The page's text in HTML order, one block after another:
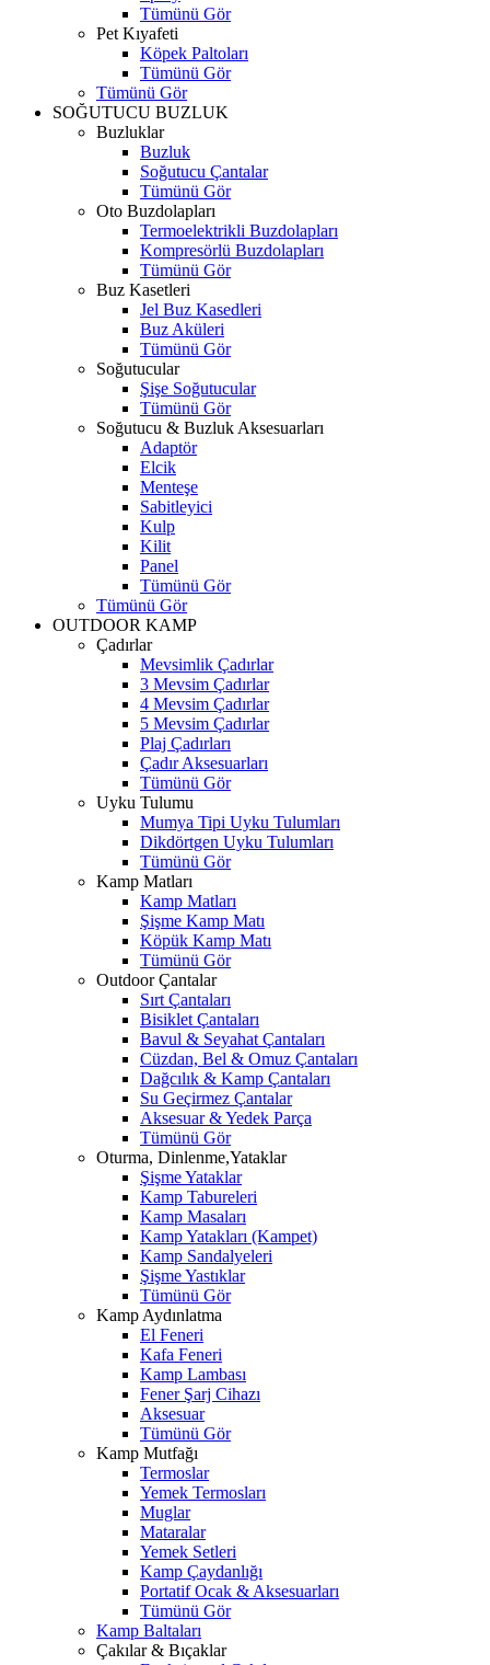
Tümünü Gör
Pet Kıyafeti
Köpek Paltoları
Tümünü Gör
Tümünü Gör
SOĞUTUCU BUZLUK
Buzluklar
Buzluk
Soğutucu Çantalar
Tümünü Gör
Oto Buzdolapları
Termoelektrikli Buzdolapları
Kompresörlü Buzdolapları
Tümünü Gör
Buz Kasetleri
Jel Buz Kasedleri
Buz Aküleri
Tümünü Gör
Soğutucular
Şişe Soğutucular
Tümünü Gör
Soğutucu & Buzluk Aksesuarları
Adaptör
Elcik
Menteşe
Sabitleyici
Kulp
Kilit
Panel
Tümünü Gör
Tümünü Gör
OUTDOOR KAMP
Çadırlar
Mevsimlik Çadırlar
3 Mevsim Çadırlar
4 Mevsim Çadırlar
5 Mevsim Çadırlar
Plaj Çadırları
Çadır Aksesuarları
Tümünü Gör
Uyku Tulumu
Mumya Tipi Uyku Tulumları
Dikdörtgen Uyku Tulumları
Tümünü Gör
Kamp Matları
Kamp Matları
Şişme Kamp Matı
Köpük Kamp Matı
Tümünü Gör
Outdoor Çantalar
Sırt Çantaları
Bisiklet Çantaları
Bavul & Seyahat Çantaları
Cüzdan, Bel & Omuz Çantaları
Dağcılık & Kamp Çantaları
Su Geçirmez Çantalar
Aksesuar & Yedek Parça
Tümünü Gör
Oturma, Dinlenme,Yataklar
Şişme Yataklar
Kamp Tabureleri
Kamp Masaları
Kamp Yatakları (Kampet)
Kamp Sandalyeleri
Şişme Yastıklar
Tümünü Gör
Kamp Aydınlatma
El Feneri
Kafa Feneri
Kamp Lambası
Fener Şarj Cihazı
Aksesuar
Tümünü Gör
Kamp Mutfağı
Termoslar
Yemek Termosları
Muglar
Mataralar
Yemek Setleri
Kamp Çaydanlığı
Portatif Ocak & Aksesuarları
Tümünü Gör
Kamp Baltaları
Çakılar & Bıçaklar